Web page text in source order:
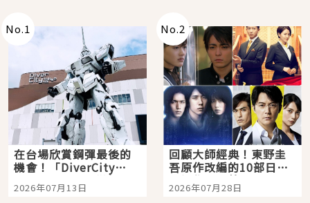
No.1
在台場欣賞鋼彈最後的
機會！「DiverCity
Tokyo Plaza」搭船、
購物、美食及夜景，一
2026年07月13日
No.2
回顧大師經典！東野圭
吾原作改編的10部日本
影視作品推薦
2026年07月28日